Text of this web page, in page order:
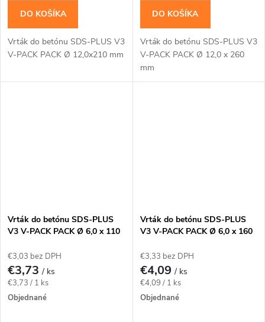
DO KOŠÍKA
Vrták do betónu SDS-PLUS V3
V-PACK PACK Ø 12,0x210 mm
DO KOŠÍKA
Vrták do betónu SDS-PLUS V3
V-PACK PACK Ø 12,0 x 260
mm
Vrták do betónu SDS-PLUS
V3 V-PACK PACK Ø 6,0 x 110
€3,03 bez DPH
€3,73/ ks
Jednotková
cena:
€3,73 / 1 ks
Objednané
Vrták do betónu SDS-PLUS
V3 V-PACK PACK Ø 6,0 x 160
€3,33 bez DPH
€4,09/ ks
Jednotková
cena:
€4,09 / 1 ks
Objednané